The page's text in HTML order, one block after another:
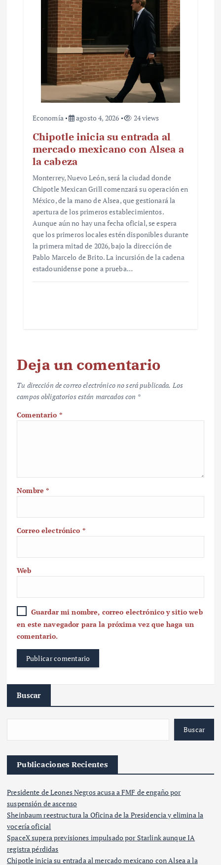
Economía agosto 4, 2026 24 views
Chipotle inicia su entrada al
mercado mexicano con Alsea a
la cabeza
Monterrey, Nuevo León, será la ciudad donde
Chipotle Mexican Grill comenzará su operación en
México, de la mano de Alsea, que gestionará la
apertura de los primeros establecimientos.
Aunque aún no hay una fecha oficial, se espera
que los primeros locales estén disponibles durante
la primera mitad de 2026, bajo la dirección de
Pablo Marcelo de Brito. La incursión de la cadena
estadounidense pone a prueba…
Deja un comentario
Tu dirección de correo electrónico no será publicada. Los
campos obligatorios están marcados con *
Comentario *
Nombre*
Correo electrónico *
Web
Guardar mi nombre, correo electrónico y sitio web
en este navegador para la próxima vez que haga un
comentario.
Buscar
Buscar
Publicaciones Recientes
Presidente de Leones Negros acusa a FMF de engaño por
suspensión de ascenso
Sheinbaum reestructura la Oficina de la Presidencia y elimina la
vocería oficial
SpaceX supera previsiones impulsado por Starlink aunque IA
registra pérdidas
Chipotle inicia su entrada al mercado mexicano con Alsea a la